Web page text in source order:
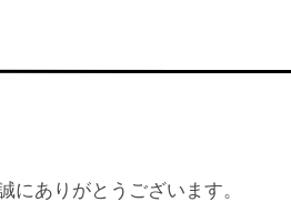
ありがとうございます。